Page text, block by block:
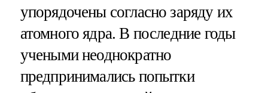
упорядочены согласно заряду их
атомного ядра. В последние годы
учеными неоднократно
предпринимались попытки